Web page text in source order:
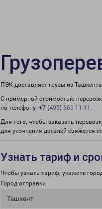
ПЭК доставляет грузы из
С примерной стоимостью
по телефону: +7 (495) 660-11-11 .
Для того, чтобы заказать
для уточнения деталей свяжется
Узнать тариф и
Чтобы узнать тариф, укажите
Город отправки
Ташкент